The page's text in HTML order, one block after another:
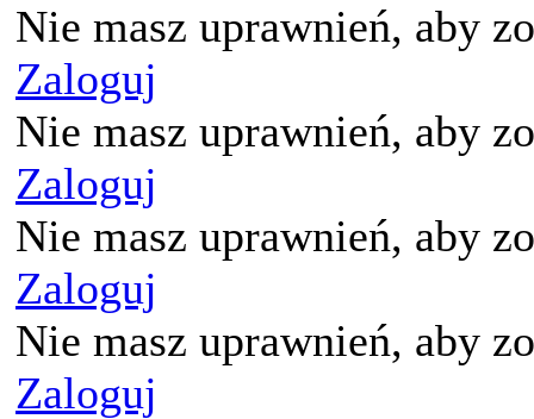
Nie masz uprawnień, aby
Zaloguj
Nie masz uprawnień, aby
Zaloguj
Nie masz uprawnień, aby
Zaloguj
Nie masz uprawnień, aby
Zaloguj